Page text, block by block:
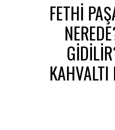
FETHI
KAHVALTI